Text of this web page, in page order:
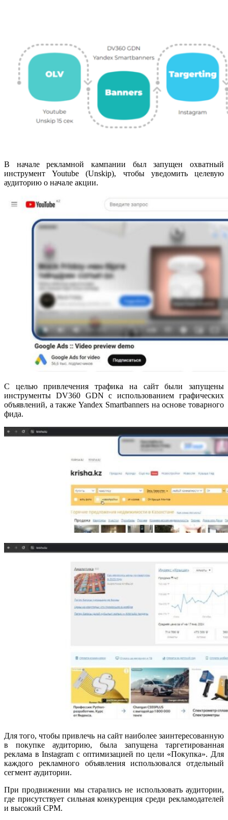
В начале рекламной кампании был запущен охватный
инструмент Youtube (Unskip), чтобы уведомить целевую
аудиторию о начале акции.
С целью привлечения трафика на сайт были запущены
инструменты DV360 GDN с использованием графических
объявлений, а также Yandex Smartbanners на основе товарного
фида.
Для того, чтобы привлечь на сайт наиболее заинтересованную
в покупке аудиторию, была запущена таргетированная
реклама в Instagram с оптимизацией по цели «Покупка». Для
каждого рекламного объявления использовался отдельный
сегмент аудитории.
При продвижении мы старались не использовать аудитории,
где присутствует сильная конкуренция среди рекламодателей
и высокий CPM.